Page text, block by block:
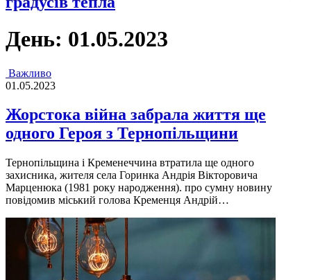
День: 01.05.2023
Важливо
01.05.2023
Жорстока війна забрала життя ще
одного Героя з Тернопільщини
Тернопільщина і Кременеччина втратила ще одного
захисника, жителя села Горинка Андрія Вікторовича
Марценюка (1981 року народження). про сумну новину
повідомив міський голова Кременця Андрій…